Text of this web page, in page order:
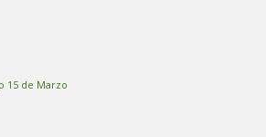
15 de Marzo